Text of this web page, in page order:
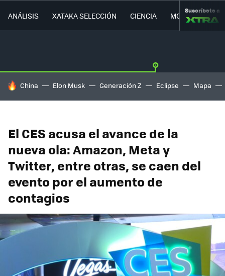
ANÁLISIS XATAKA SELECCIÓN CIENCIA MOVILIDAD
Suscríbete a
HOY SE HABLA DE
China Elon Musk Generación Z Eclipse Mapa
El CES acusa el avance de la
nueva ola: Amazon, Meta y
Twitter, entre otras, se caen del
evento por el aumento de
contagios